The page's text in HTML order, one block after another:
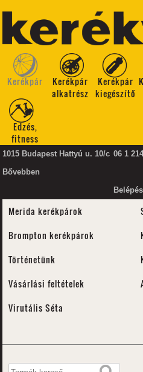
Kerékpár
Kerékpár
alkatrész
Kerékpár
kiegészítő
Edzés,
fitness
1015 Budapest Hattyú u. 10/c 06 1
Bővebben
Merida kerékpárok
Brompton kerékpárok
Történetünk
Vásárlási feltételek
Virutális Séta